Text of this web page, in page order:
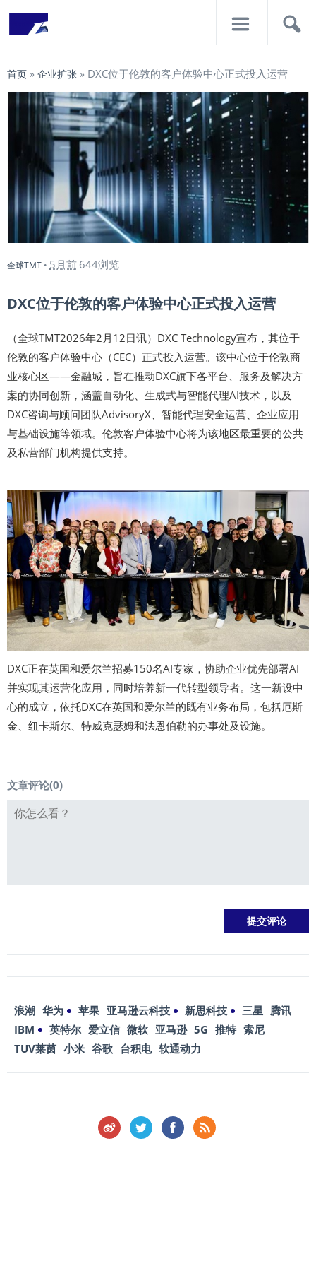
首页 » 企业扩张 » DXC位于伦敦的客户体验中心正式投入运营
全球TMT • 5月前 644浏览
DXC位于伦敦的客户体验中心正式投入运营
（全球TMT2026年2月12日讯）DXC Technology宣布，其位于
伦敦的客户体验中心（CEC）正式投入运营。该中心位于伦敦商
业核心区——金融城，旨在推动DXC旗下各平台、服务及解决方
案的协同创新，涵盖自动化、生成式与智能代理AI技术，以及
DXC咨询与顾问团队AdvisoryX、智能代理安全运营、企业应用
与基础设施等领域。伦敦客户体验中心将为该地区最重要的公共
及私营部门机构提供支持。
DXC正在英国和爱尔兰招募150名AI专家，协助企业优先部署AI
并实现其运营化应用，同时培养新一代转型领导者。这一新设中
心的成立，依托DXC在英国和爱尔兰的既有业务布局，包括厄斯
金、纽卡斯尔、特威克瑟姆和法恩伯勒的办事处及设施。
文章评论(0)
浪潮 华为 苹果 亚马逊云科技 新思科技 三星 腾讯
IBM
英特尔 爱立信 微软 亚马逊 5G 推特 索尼
TUV莱茵 小米 谷歌 台积电 软通动力